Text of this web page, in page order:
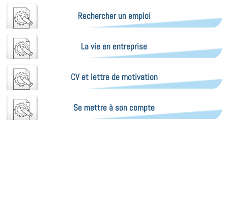
Rechercher un emploi
La vie en entreprise
CV et lettre de motivation
Se mettre à son compte